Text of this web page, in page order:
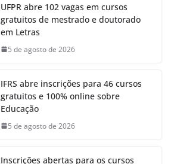
UFPR abre 102 vagas em cursos
gratuitos de mestrado e doutorado
em Letras
5 de agosto de 2026
IFRS abre inscrições para 46 cursos
gratuitos e 100% online sobre
Educação
5 de agosto de 2026
Inscrições abertas para os cursos